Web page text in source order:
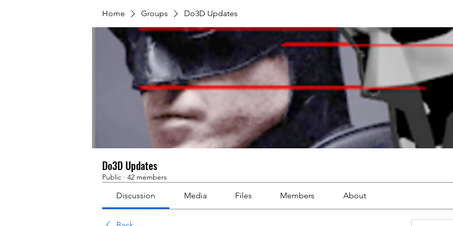
Home Groups Do3D Updates
Do3D Updates
Public · 42 members
Discussion Media Files Members About